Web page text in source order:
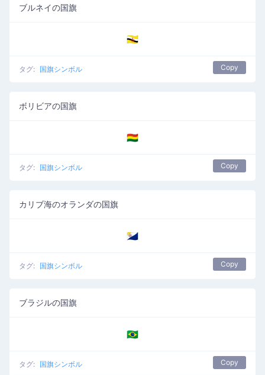
ブルネイの国旗
🇧🇳
タグ: 国旗シンボル Copy
ボリビアの国旗
🇧🇴
タグ: 国旗シンボル Copy
カリブ海のオランダの国旗
🇧🇶
タグ: 国旗シンボル Copy
ブラジルの国旗
🇧🇷
タグ: 国旗シンボル Copy